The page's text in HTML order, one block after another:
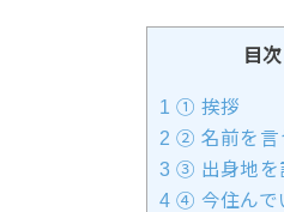
目次
1 ① 挨拶
2 ② 名前を言
3 ③ 出身地を
4 ④ 今住んで